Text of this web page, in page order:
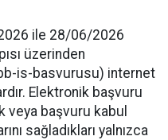
ile 28/06/2026
üzerinden
is-basvurusu) internet
Elektronik başvuru
veya başvuru kabul
sağladıkları yalnızca